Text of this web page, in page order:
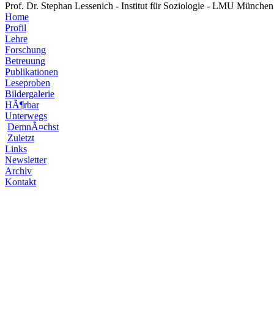
Prof. Dr. Stephan Lessenich - Institut für Soziologie - LMU
Home
Profil
Lehre
Forschung
Betreuung
Publikationen
Leseproben
Bildergalerie
HÃ¶rbar
Unterwegs
DemnÃ¤chst
Zuletzt
Links
Newsletter
Archiv
Kontakt